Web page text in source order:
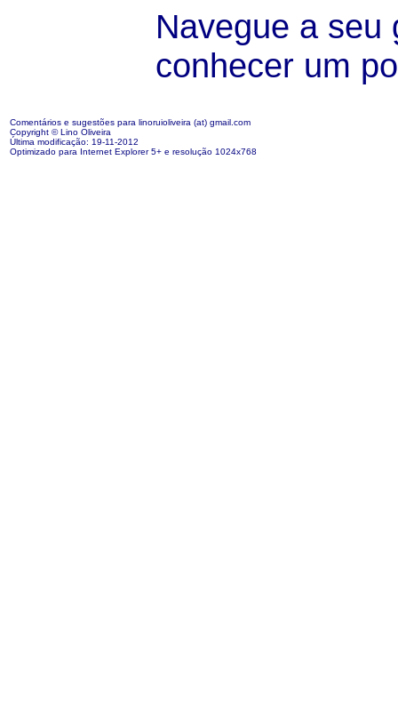
Navegue a seu
conhecer um
Comentários e sugestões para linoruioliveira (at) gmail.com
Copyright © Lino Oliveira
Última modificação: 19-11-2012
Optimizado para Internet Explorer 5+ e resolução 1024x768